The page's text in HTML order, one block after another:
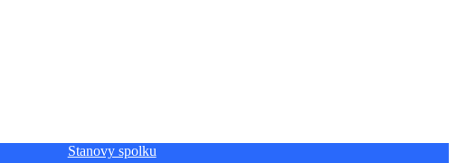
Stanovy spolku